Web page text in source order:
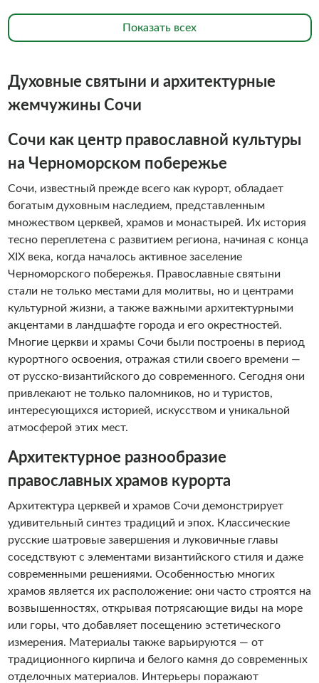
Показать всех
Духовные святыни и архитектурные
жемчужины Сочи
Сочи как центр православной культуры
на Черноморском побережье
Сочи, известный прежде всего как курорт, обладает
богатым духовным наследием, представленным
множеством церквей, храмов и монастырей. Их история
тесно переплетена с развитием региона, начиная с конца
XIX века, когда началось активное заселение
Черноморского побережья. Православные святыни
стали не только местами для молитвы, но и центрами
культурной жизни, а также важными архитектурными
акцентами в ландшафте города и его окрестностей.
Многие церкви и храмы Сочи были построены в период
курортного освоения, отражая стили своего времени —
от русско-византийского до современного. Сегодня они
привлекают не только паломников, но и туристов,
интересующихся историей, искусством и уникальной
атмосферой этих мест.
Архитектурное разнообразие
православных храмов курорта
Архитектура церквей и храмов Сочи демонстрирует
удивительный синтез традиций и эпох. Классические
русские шатровые завершения и луковичные главы
соседствуют с элементами византийского стиля и даже
современными решениями. Особенностью многих
храмов является их расположение: они часто строятся на
возвышенностях, открывая потрясающие виды на море
или горы, что добавляет посещению эстетического
измерения. Материалы также варьируются — от
традиционного кирпича и белого камня до современных
отделочных материалов. Интерьеры поражают